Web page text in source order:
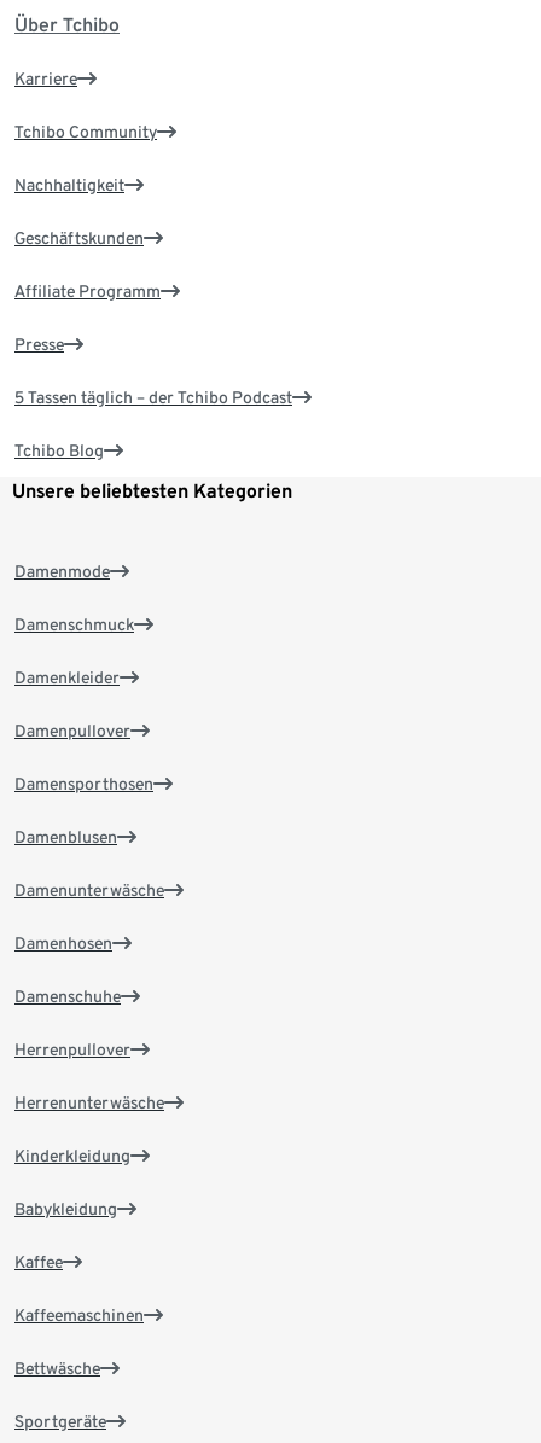
Über Tchibo
Karriere
Tchibo Community
Nachhaltigkeit
Geschäftskunden
Affiliate Programm
Presse
5 Tassen täglich – der Tchibo Podcast
Tchibo Blog
Unsere beliebtesten Kategorien
Damenmode
Damenschmuck
Damenkleider
Damenpullover
Damensporthosen
Damenblusen
Damenunterwäsche
Damenhosen
Damenschuhe
Herrenpullover
Herrenunterwäsche
Kinderkleidung
Babykleidung
Kaffee
Kaffeemaschinen
Bettwäsche
Sportgeräte